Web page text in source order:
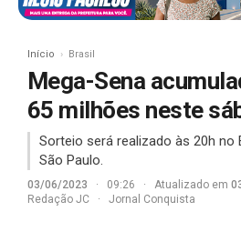
Início Brasil
Mega-Sena
65 milhões neste
Sorteio será realizado às 20h no
São Paulo.
03/06/2023 · 09:26 · Atualizado em
Redação JC
· Jornal Conquista